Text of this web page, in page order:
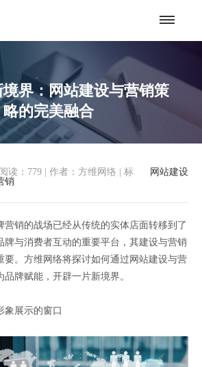
界：网站建设与营销策
略的完美融合
网站建设
阅读：779 作者：方维网络
标
销
营销的战场已经从传统的实体店面转移到了
牌与消费者互动的重要平台，其建设与营销
要。方维网络将探讨如何通过网站建设与营
牌赋能，开辟一片新境界。
象展示的窗口